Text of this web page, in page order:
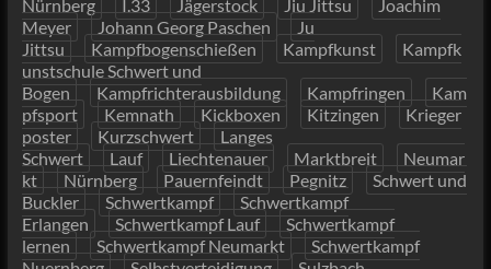
Nürnberg
I.33 Jägerstock Jiu Jittsu
Joachim
Meyer
Johann Georg Paschen
Ju
Jittsu
Kampfbogenschießen Kampfkunst
Kampfk
unstschule Schwert und
Bogen
Kampfrichterausbildung Kampfringen
Kam
pfsport
Kemnath Kickboxen Kitzingen
Krieger
poster
Kurzschwert
Langes
Schwert
Lauf Liechtenauer Marktbreit
Neumar
kt
Nürnberg Pauernfeindt Pegnitz
Schwert und
Buckler
Schwertkampf
Schwertkampf
Erlangen
Schwertkampf Lauf
Schwertkampf
lernen
Schwertkampf Neumarkt
Schwertkampf